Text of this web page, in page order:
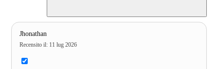
Jhonathan
Recensito il: 11 lug 2026